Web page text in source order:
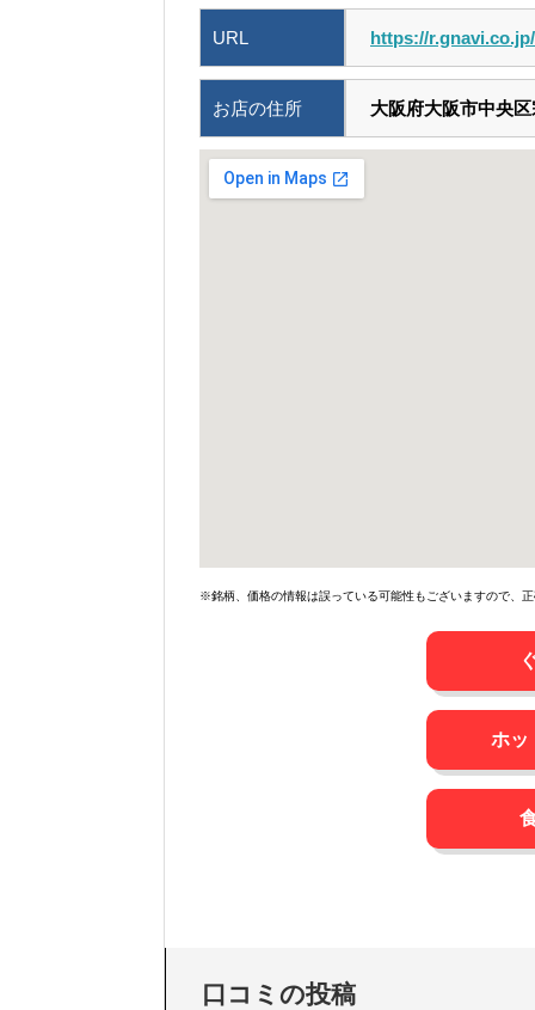
URL https://
お店の住所 大阪府大阪市中央
※銘柄、価格の情報は誤っている可能性もございますので、
ホッ
口コミの投稿